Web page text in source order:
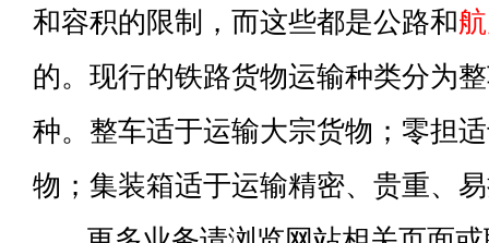
和容积的限制，而这些都是公路和
的。现行的铁路货物运输种类分为
种。整车适于运输大宗货物；零担
物；集装箱适于运输精密、贵重、